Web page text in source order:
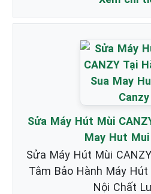
Sửa Máy Hút Mùi
May Hut Mui
Sửa Máy Hút Mùi
Tâm Bảo Hành Máy
Nội Chất